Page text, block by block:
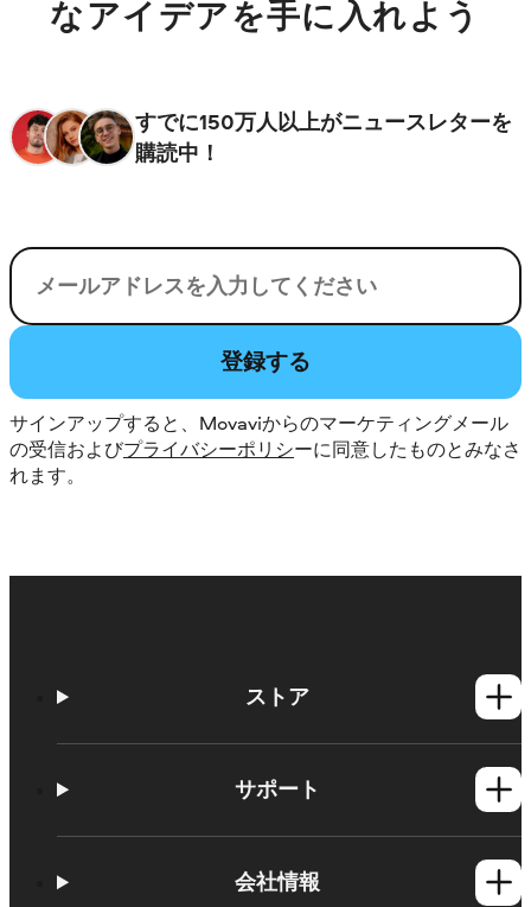
なアイデアを手に入れよう
すでに150万人以上がニュースレターを
購読中！
電子メール
登録する
サインアップすると、Movaviからのマーケティングメール
の受信およびプライバシーポリシーに同意したものとみなさ
れます。
ストア
Mac製品
サポート
使い方
会社情報